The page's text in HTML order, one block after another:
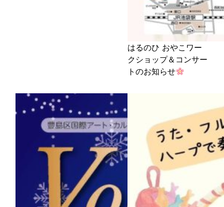
はるのひ おやこワー
クショップ＆コンサー
トのお知らせ